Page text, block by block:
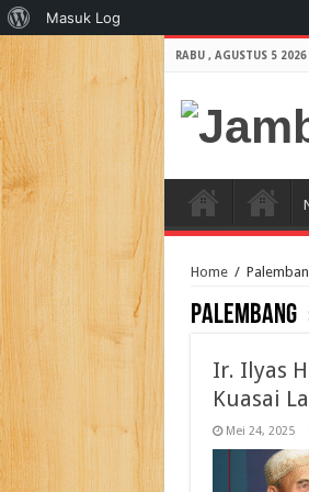
RABU , AGUSTUS 5 2026
Home /
Palembang
Ir. Ilyas
Kuasai
Mei 24, 2025
Tentang
WordPress
Masuk Log